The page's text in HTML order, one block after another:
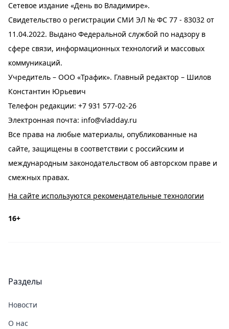
Сетевое издание «День во Владимире».
Свидетельство о регистрации СМИ ЭЛ № ФС 77 - 83032 от
11.04.2022. Выдано Федеральной службой по надзору в
сфере связи, информационных технологий и массовых
коммуникаций.
Учредитель – ООО «Трафик». Главный редактор – Шилов
Константин Юрьевич
Телефон редакции: +7 931 577-02-26
Электронная почта: info@vladday.ru
Все права на любые материалы, опубликованные на
сайте, защищены в соответствии с российским и
международным законодательством об авторском праве и
смежных правах.
На сайте используются рекомендательные технологии
16+
Разделы
Новости
О нас